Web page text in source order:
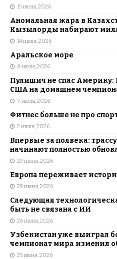
15 июля, 2026
Аномальная жара в
Кызылорды набирают
14 июля, 2026
Аральское море
8 июля, 2026
Пулишич не спас Америку:
США на домашнем
7 июля, 2026
Фитнес больше не про
2 июля, 2026
Впервые за полвека:
начинают полностью
29 июня, 2026
Европа переживает
29 июня, 2026
Следующая
быть не связана с ИИ
26 июня, 2026
Узбекистан уже выиграл
чемпионат мира изменил
25 июня, 2026